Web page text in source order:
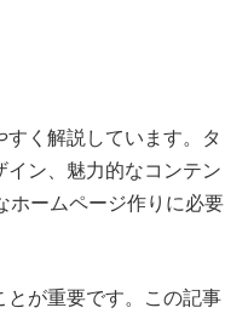
く解説しています。タ
ン、魅力的なコンテン
ホームページ作りに必要
とが重要です。この記事